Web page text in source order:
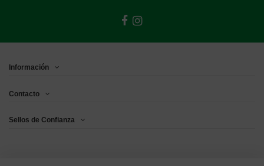
Información
Contacto
Sellos de Confianza